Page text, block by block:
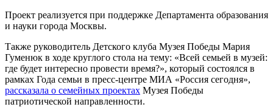
Проект реализуется при поддержке Департамента образования
и науки города Москвы.
Также руководитель Детского клуба Музея Победы Мария
Гуменюк в ходе круглого стола на тему: «Всей семьей в музей:
где будет интересно провести время?», который состоялся в
рамках Года семьи в пресс-центре МИА «Россия сегодня»,
рассказала о семейных проектах Музея Победы
патриотической направленности.